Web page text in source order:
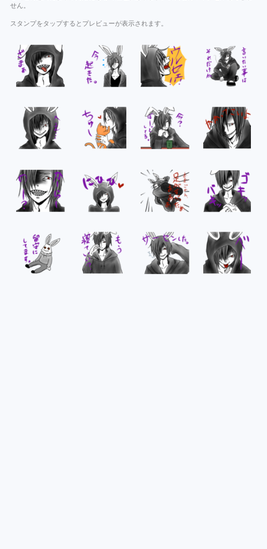
せん。
スタンプをタップするとプレビューが表示されます。